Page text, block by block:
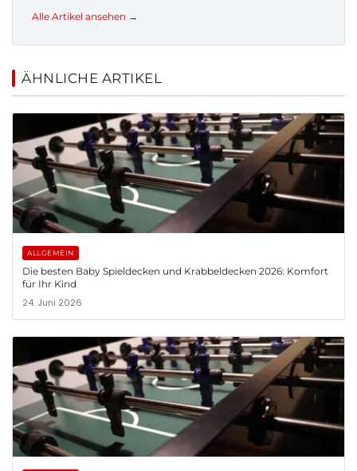
Alle Artikel ansehen →
ÄHNLICHE ARTIKEL
ALLGEMEIN
Die besten Baby Spieldecken und Krabbeldecken 2026: Komfort
für Ihr Kind
24. Juni 2026